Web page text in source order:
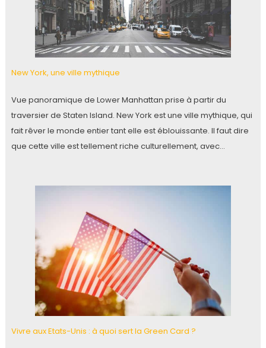
New York, une ville mythique
Vue panoramique de Lower Manhattan prise à partir du
traversier de Staten Island. New York est une ville mythique, qui
fait rêver le monde entier tant elle est éblouissante. Il faut dire
que cette ville est tellement riche culturellement, avec…
Vivre aux Etats-Unis : à quoi sert la Green Card ?